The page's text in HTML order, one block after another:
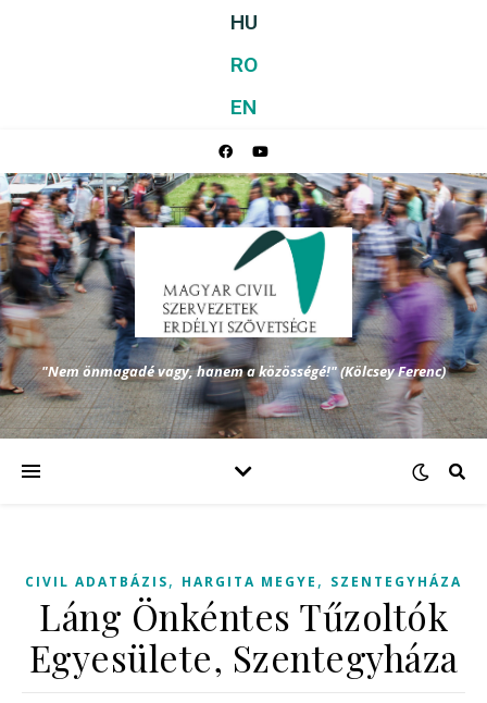
HU
RO
EN
"Nem önmagadé vagy, hanem a közösségé!" (Kölcsey Ferenc)
CIVIL ADATBÁZIS, HARGITA MEGYE , SZENTEGYHÁZA
Láng Önkéntes Tűzoltók
Egyesülete, Szentegyháza